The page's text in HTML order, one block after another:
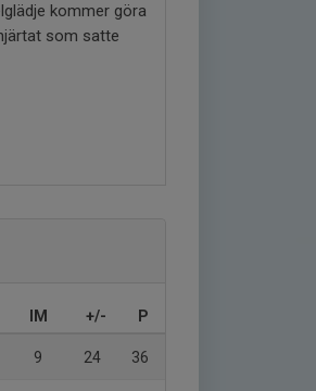
kommer göra
som satte
IM +/- P
9 24 36